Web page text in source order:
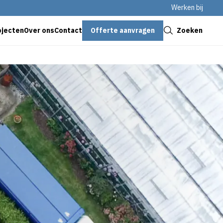
Werken bij
Over onsContact Offerte aanvragen Zoeken
Sluiten